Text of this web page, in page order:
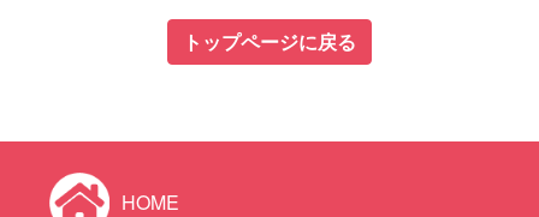
トップページに戻る
HOME